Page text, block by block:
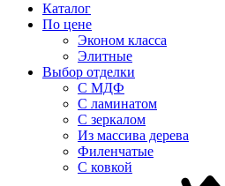
Каталог
По цене
Эконом класса
Элитные
Выбор отделки
С МДФ
С ламинатом
С зеркалом
Из массива дерева
Филенчатые
С ковкой